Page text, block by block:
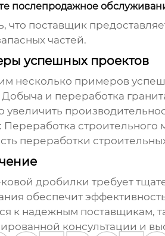
послепродажное
что поставщик
частей.
успешных проектов
несколько примеров
Добыча и переработка
увеличить
Переработка строительного
переработки
дробилки требует
обеспечит
к надежным поставщикам,
консультации и